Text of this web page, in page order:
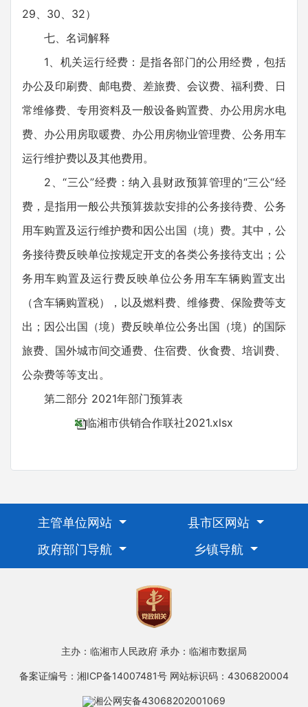
29、30、32）
七、名词解释
1、机关运行经费：是指各部门的公用经费，包括
办公及印刷费、邮电费、差旅费、会议费、福利费、日
常维修费、专用资料及一般设备购置费、办公用房水电
费、办公用房取暖费、办公用房物业管理费、公务用车
运行维护费以及其他费用。
2、“三公”经费：纳入县财政预算管理的“三公“经
费，是指用一般公共预算拨款安排的公务接待费、公务
用车购置及运行维护费和因公出国（境）费。其中，公
务接待费反映单位按规定开支的各类公务接待支出；公
务用车购置及运行费反映单位公务用车车辆购置支出
（含车辆购置税），以及燃料费、维修费、保险费等支
出；因公出国（境）费反映单位公务出国（境）的国际
旅费、国外城市间交通费、住宿费、伙食费、培训费、
公杂费等等支出。
第二部分 2021年部门预算表
临湘市供销合作联社2021.xlsx
主管单位网站
县市区网站
政府部门导航
乡镇导航
主办：临湘市人民政府 承办：临湘市数据局
备案证编号：湘ICP备14007481号 网站标识码：4306820004
湘公网安备43068202001069